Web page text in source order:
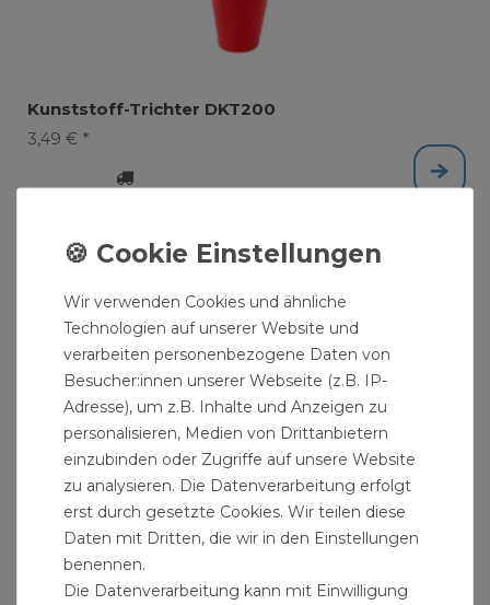
Kunststoff-Trichter DKT200
3,49 € *
Wir verwenden Cookies und ähnliche
Technologien auf unserer Website und
verarbeiten personenbezogene Daten von
Besucher:innen unserer Webseite (z.B. IP-
Adresse), um z.B. Inhalte und Anzeigen zu
personalisieren, Medien von Drittanbietern
einzubinden oder Zugriffe auf unsere Website
zu analysieren. Die Datenverarbeitung erfolgt
erst durch gesetzte Cookies. Wir teilen diese
Daten mit Dritten, die wir in den Einstellungen
benennen.
Die Datenverarbeitung kann mit Einwilligung